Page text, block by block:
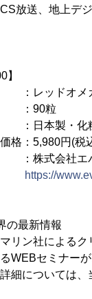
放送、地上デ
】
ドオメガ
90粒
製・化
格：5,980円(税
会社エバ
https://
の最新情報
リン社による
WEBセミナー
細については